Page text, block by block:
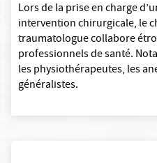
Lors de la prise en charge
intervention chirurgicale, le
traumatologue collabore
professionnels de santé.
les physiothérapeutes, les
généralistes.